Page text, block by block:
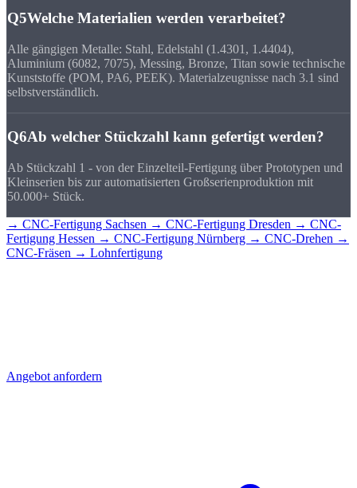
Q5Welche Materialien werden verarbeitet?
Alle gängigen Metalle: Stahl, Edelstahl (1.4301, 1.4404),
Aluminium (6082, 7075), Messing, Bronze, Titan sowie technische
Kunststoffe (POM, PA6, PEEK). Materialzeugnisse nach 3.1 sind
selbstverständlich.
Q6Ab welcher Stückzahl kann gefertigt werden?
Ab Stückzahl 1 - von der Einzelteil-Fertigung über Prototypen und
Kleinserien bis zur automatisierten Großserienproduktion mit
50.000+ Stück.
→ CNC-Fertigung Sachsen → CNC-Fertigung Dresden → CNC-
Fertigung Hessen → CNC-Fertigung Nürnberg → CNC-Drehen →
CNC-Fräsen → Lohnfertigung
Angebot anfordern